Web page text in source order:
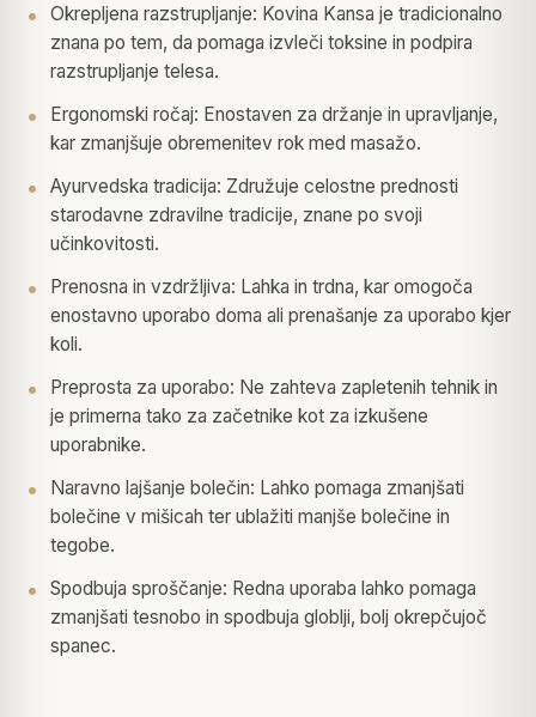
Okrepljena razstrupljanje: Kovina Kansa je tradicionalno
znana po tem, da pomaga izvleči toksine in podpira
razstrupljanje telesa.
Ergonomski ročaj: Enostaven za držanje in upravljanje,
kar zmanjšuje obremenitev rok med masažo.
Ayurvedska tradicija: Združuje celostne prednosti
starodavne zdravilne tradicije, znane po svoji
učinkovitosti.
Prenosna in vzdržljiva: Lahka in trdna, kar omogoča
enostavno uporabo doma ali prenašanje za uporabo kjer
koli.
Preprosta za uporabo: Ne zahteva zapletenih tehnik in
je primerna tako za začetnike kot za izkušene
uporabnike.
Naravno lajšanje bolečin: Lahko pomaga zmanjšati
bolečine v mišicah ter ublažiti manjše bolečine in
tegobe.
Spodbuja sproščanje: Redna uporaba lahko pomaga
zmanjšati tesnobo in spodbuja globlji, bolj okrepčujoč
spanec.